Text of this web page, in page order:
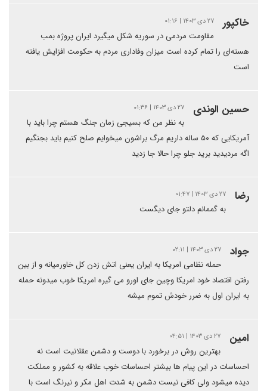
خاکپور ۲۷ دی ۱۴۰۳ | ۰۱:۱۶
مقاومت مردمی در سوریه شکل میگیرد ایران پروژه بمب
هسته‌ای را تمام کرده است میزان وفاداری مردم به حکومت افزایش یافته
است
حسین الوندی ۲۷ دی ۱۴۰۳ | ۰۱:۳۶
به نظر من که بسیجی زمان جنگ هستم چرا باید با
آمریکایی که ۵۰ ساله داریم مرگ براشون میخوایم صلح کنیم باید بجنگیم
اگه مردیدید برید جلو چرا حالا جا زدید
رضا ۲۷ دی ۱۴۰۳ | ۰۱:۴۷
به گممانم دلتو جای دیگست
جواد ۲۷ دی ۱۴۰۳ | ۰۲:۱۱
حمله نظامی امریکا به ایران یعنی اتش زدن کل خاورمیانه و از بین
رفتن اقتصاد خود امریکا وچین جای اورو می گیره امریکا خوب میدونه حمله
به ایران اول به ضرر خودش تموم میشه
امین ۲۷ دی ۱۴۰۳ | ۰۴:۵۱
بهترین روش در برخورد با دوست و دشمن عقلانیت است نه
احساسات در این پیام ها بیشتر احساسات خوب علاقه به کشور و مملکت
دیده میشود ولی کافی نیست دشمن به شدت اهل مکر و نیرنگ است با